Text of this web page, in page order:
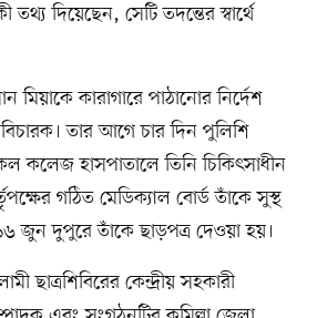
তথ্য দিয়েছেন, সেটি তদন্তের স্বার্থে
কারাগারে পাঠানোর নির্দেশ
তার আগে চার দিন পুলিশি
কলেজ হাসপাতালে তিনি চিকিৎসাধীন
গঠিত মেডিক্যাল বোর্ড তাঁকে সুস্থ
জুন দুপুরে তাঁকে ছাড়পত্র দেওয়া হয়।
ছাত্রশিবিরের কেন্দ্রীয় সহকারী